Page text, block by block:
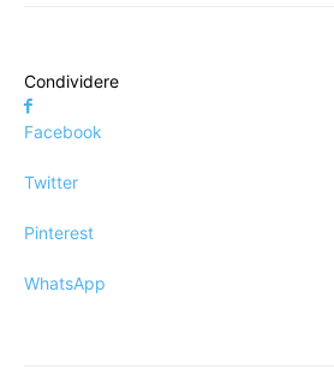
Condividere
Facebook
Twitter
Pinterest
WhatsApp